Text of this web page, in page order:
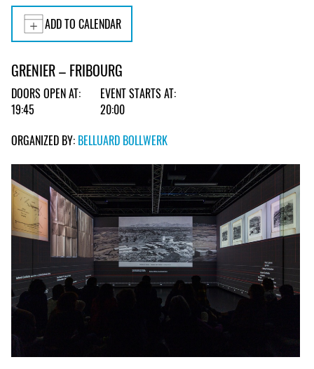
ADD TO CALENDAR
GRENIER – FRIBOURG
DOORS OPEN AT:
19:45
EVENT STARTS AT:
20:00
ORGANIZED BY: BELLUARD BOLLWERK